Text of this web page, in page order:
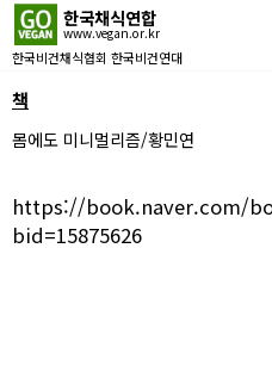
한국채식연합
www.vegan.or.kr
한국비건채식협회 한국비건연대
책
몸에도 미니멀리즘/황민연
https://book.naver.com/
bid=15875626